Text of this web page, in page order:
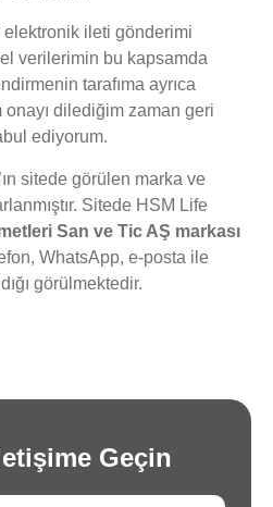
elektronik ileti gönderimi
verilerimin bu kapsamda
tarafıma ayrıca
dilediğim zaman geri
ediyorum.
sitede görülen marka ve
Sitede HSM Life
San ve Tic AŞ markası
WhatsApp, e-posta ile
görülmektedir.
Geçin